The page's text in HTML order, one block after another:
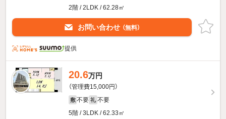
2階 / 2LDK / 62.28㎡
お問い合わせ （無料）
提供
20.6万円
（管理費15,000円）
敷 不要 礼 不要
5階 / 3LDK / 62.33㎡